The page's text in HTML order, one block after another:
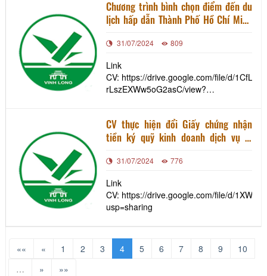
Chương trình bình chọn điểm đến du
lịch hấp dẫn Thành Phố Hồ Chí Minh
Cửu Long năm 2024
31/07/2024 809
Link
CV: https://drive.google.com/file/d/
rLszEXWw5oG2asC/view?
CV thực hiện đổi Giấy chứng nhận
tiền ký quỹ kinh doanh dịch vụ lữ
số 168/2017/NĐ-CP, ngày
31/12/2017 của Chính phủ (lần 3)
31/07/2024 776
Link
CV: https://drive.google.com/file/d/
usp=sharing
«« « 1 2 3 4 5 6 7 8 9
10
…
» »»